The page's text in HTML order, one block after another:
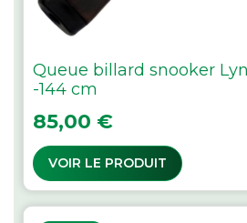
Queue billard snooker
-144 cm
Prix
85,00 €
VOIR LE PRODUIT